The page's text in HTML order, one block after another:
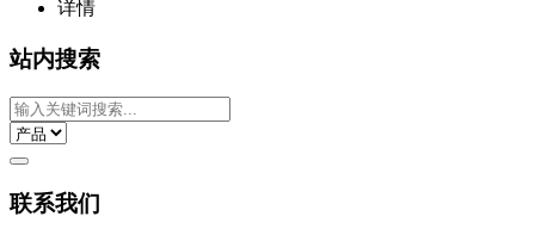
详情
站内搜索
联系我们